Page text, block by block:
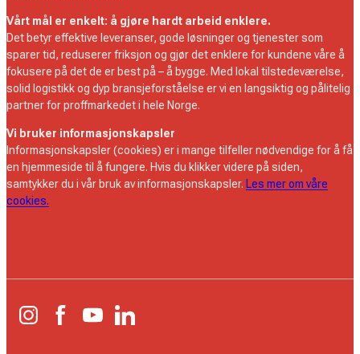
Vårt mål er enkelt: å gjøre hardt arbeid enklere.
Det betyr effektive leveranser, gode løsninger og tjenester som
sparer tid, reduserer friksjon og gjør det enklere for kundene våre å
fokusere på det de er best på – å bygge. Med lokal tilstedeværelse,
solid logistikk og dyp bransjeforståelse er vi en langsiktig og pålitelig
partner for proffmarkedet i hele Norge.
Vi bruker informasjonskapsler
Informasjonskapsler (cookies) er i mange tilfeller nødvendige for å få
en hjemmeside til å fungere. Hvis du klikker videre på siden,
samtykker du i vår bruk av informasjonskapsler. Les mer om våre
cookies.